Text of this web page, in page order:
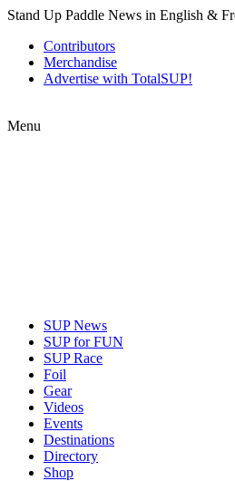
Stand Up Paddle News in English &
Contributors
Merchandise
Advertise with TotalSUP!
Menu
SUP News
SUP for FUN
SUP Race
Foil
Gear
Videos
Events
Destinations
Directory
Shop